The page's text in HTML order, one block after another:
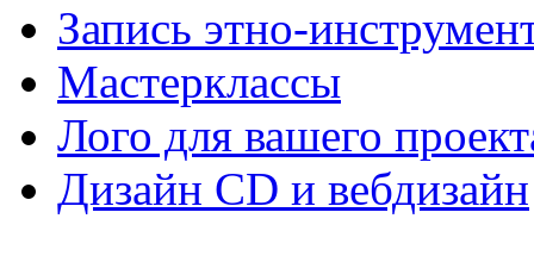
Запись этно-
Мастерклассы
Лого для вашего
Дизайн CD и вебдизайн